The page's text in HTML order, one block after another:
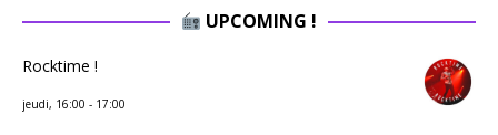
UPCOMING !
Rocktime !
jeudi, 16:00 - 17:00